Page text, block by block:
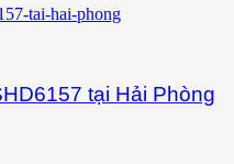
tại Hải Phòng